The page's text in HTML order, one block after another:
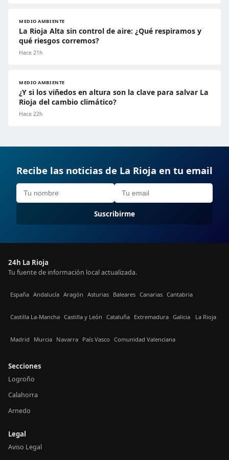
MEDIO AMBIENTE
La Rioja Alta sin control de aire: ¿Qué respiramos y
qué riesgos corremos?
Hace 21h
MEDIO AMBIENTE
¿Y si los viñedos en altura son la clave para salvar La
Rioja del cambio climático?
Hace 22h
Recibe las noticias de La Rioja en tu email
Suscribirme
24h La Rioja
Tu fuente de información local actualizada.
España Andalucía Aragón Asturias Baleares Canarias Cantabria
Castilla La-Mancha Castilla y León Cataluña Extremadura Galicia La Rioja
Madrid Murcia Navarra País Vasco Comunidad Valenciana
Secciones
Logroño
Calahorra
Arnedo
Legal
Aviso Legal